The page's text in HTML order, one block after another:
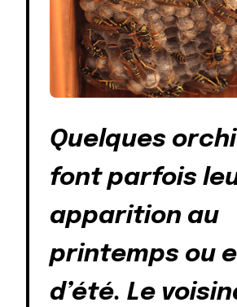
Quelques
font parfois
apparition au
printemps ou
d’été. Le